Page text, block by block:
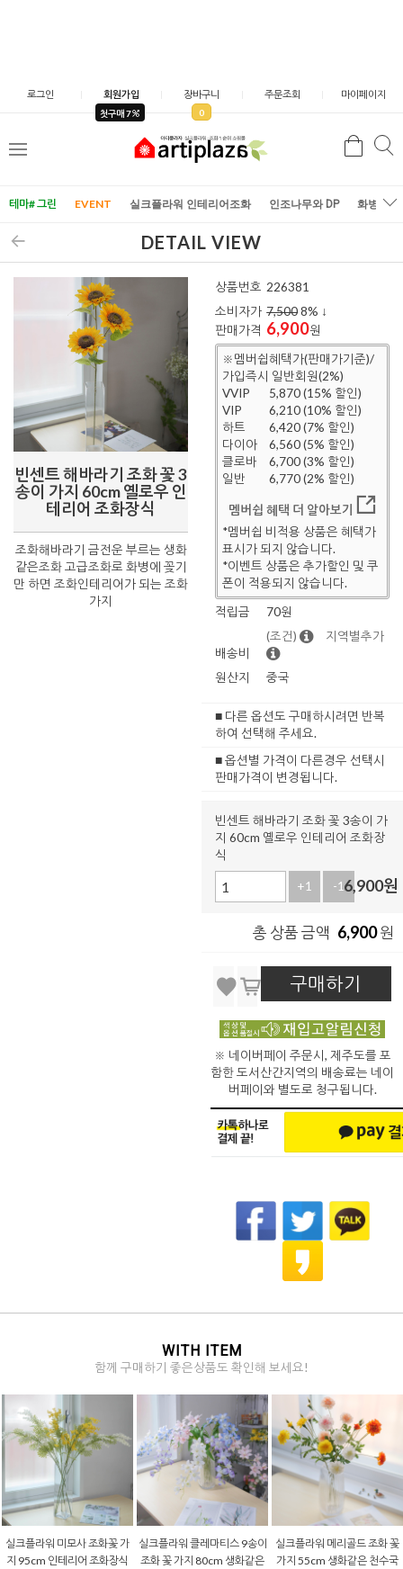
로그인 회원가입
첫구매 7
장바구니
0
주문조회 마이페이지
메
검
테마# 그린 EVENT 실크플라워 인테리어조화 인조나무와 DP 화병/화
DETAIL VIEW
빈센트 해바라기 조화 꽃 3
송이 가지 60cm 옐로우 인
테리어 조화장식
조화해바라기 금전운 부르는 생화
같은조화 고급조화로 화병에 꽂기
만 하면 조화인테리어가 되는 조화
가지
상품번호 226381
소비자가 7,5008% ↓
판매가격 6,900원
※멤버쉽혜택가(판매가기준)/
가입즉시 일반회원(2%)
VVIP
5,870 (15% 할인)
VIP
6,210 (10% 할인)
하트
6,420 (7% 할인)
다이아
6,560 (5% 할인)
클로바
6,700 (3% 할인)
일반
6,770 (2% 할인)
멤버쉽 혜택 더 알아보기
*멤버쉽 비적용 상품은 혜택가
표시가 되지 않습니다.
*이벤트 상품은 추가할인 및 쿠
폰이 적용되지 않습니다.
적립금
70원
배송비
(조건) 지역별추가
원산지 중국
■ 다른 옵션도 구매하시려면 반복
하여 선택해 주세요.
■ 옵션별 가격이 다른경우 선택시
판매가격이 변경됩니다.
빈센트 해바라기 조화 꽃 3송이 가
지 60cm 옐로우 인테리어 조화장
식
+1 -16,900원
총 상품 금액 6,900원
구매하기
※ 네이버페이 주문시, 제주도를 포
함한 도서산간지역의 배송료는 네이
버페이와 별도로 청구됩니다.
WITH ITEM
함께 구매하기 좋은상품도 확인해 보세요!
실크플라워 미모사 조화꽃 가
지 95cm 인테리어 조화장식
실크플라워 클레마티스 9송이
조화 꽃 가지 80cm 생화같은
실크플라워 메리골드 조화 꽃
가지 55cm 생화같은 천수국